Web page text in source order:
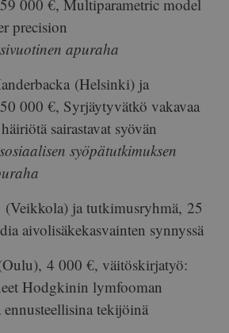
59 000 €, Multiparametric model
precision
apuraha
(Helsinki) ja
50 000 €, Syrjäytyvätkö vakavaa
sairastavat syövän
syöpätutkimuksen
(Veikkola) ja tutkimusryhmä, 25
aivolisäkekasvainten synnyssä
4 000 €, väitöskirjatyö:
Hodgkinin lymfooman
tekijöinä